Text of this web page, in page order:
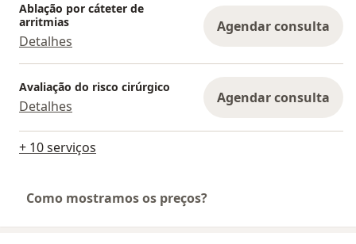
Ablação por cáteter de
arritmias
Detalhes
Agendar consulta
Avaliação do risco cirúrgico
Detalhes Agendar consulta
+ 10 serviços
Como mostramos os preços?